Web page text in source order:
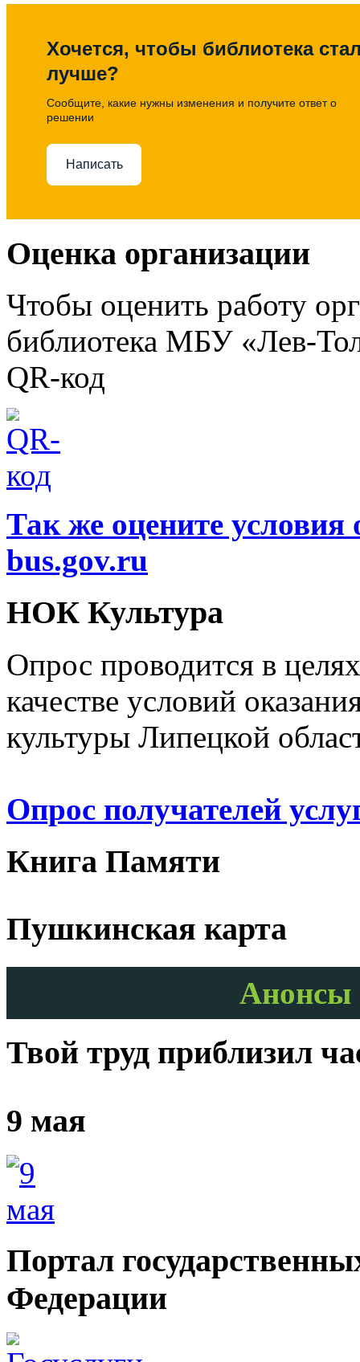
Хочется, чтобы библиотека
лучше?
Сообщите, какие нужны изменения и получите ответ о
решении
Написать
Оценка организации
Чтобы оценить работу
библиотека МБУ «Лев-
QR-код
Так же оцените условия
bus.gov.ru
НОК Культура
Опрос проводится в
качестве условий
культуры Липецкой
Опрос получателей
Книга Памяти
Пушкинская карта
Анонсы
Твой труд приблизил
9 мая
Портал
Федерации